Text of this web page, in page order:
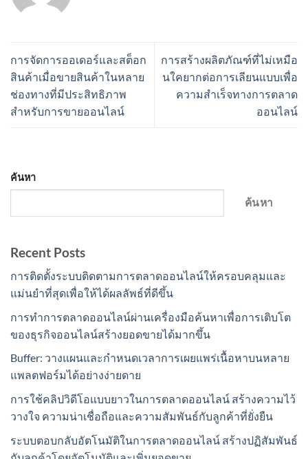
การจัดการออเดอร์และสต็อก
สินค้าเมื่อขายสินค้าในหลาย
ช่องทางที่มีประสิทธิภาพ
สำหรับการขายออนไลน์
การสร้างผลิตภัณฑ์ที่ไม่เหมือ
นใคยากต่อการเลียนแบบเพื่อ
ความสำเร็จทางการตลาด
ออนไลน์
ค้นหา
ค้นหา
Recent Posts
การติดตั้งระบบติดตามการตลาดออนไลน์ให้ครอบคลุมและ
แม่นยำที่สุดเพื่อให้ได้ผลลัพธ์ที่ดีขึ้น
การทำการตลาดออนไลน์ผ่านเครื่องมือค้นหาเพื่อการเติบโต
ของธุรกิจออนไลน์สร้างยอดขายได้มากขึ้น
Buffer: วางแผนและกำหนดเวลาการเผยแพร่เนื้อหาบนหลาย
แพลตฟอร์มได้อย่างง่ายดาย
การใช้คลิปวิดีโอแบบยาวในการตลาดออนไลน์ สร้างความไว้
วางใจ ความน่าเชื่อถือและความสัมพันธ์กับลูกค้าที่ยั่งยืน
ระบบตอบกลับอัตโนมัติในการตลาดออนไลน์ สร้างปฏิสัมพันธ์